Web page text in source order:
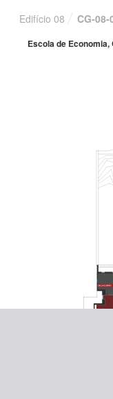
Edifício 08 CG-08-
Escola de